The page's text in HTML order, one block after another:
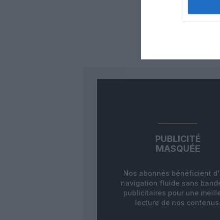
PUBLICITÉ
MASQUÉE
Nos abonnés bénéficient
navigation fluide sans
publicitaires pour une
lecture de nos contenus.